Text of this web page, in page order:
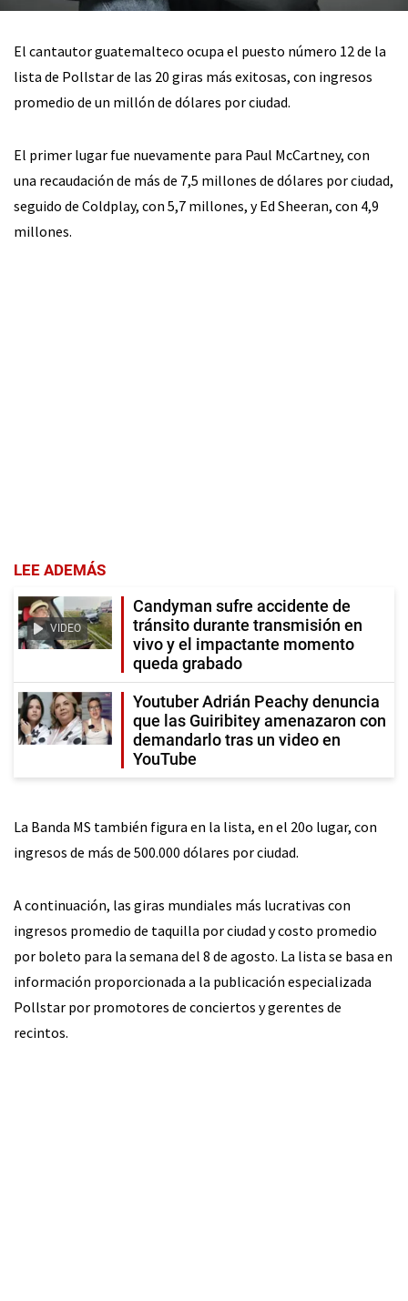
El cantautor guatemalteco ocupa el puesto número 12 de la
lista de Pollstar de las 20 giras más exitosas, con ingresos
promedio de un millón de dólares por ciudad.
El primer lugar fue nuevamente para Paul McCartney, con
una recaudación de más de 7,5 millones de dólares por ciudad,
seguido de Coldplay, con 5,7 millones, y Ed Sheeran, con 4,9
millones.
LEE ADEMÁS
VIDEO
Candyman sufre accidente de
tránsito durante transmisión en
vivo y el impactante momento
queda grabado
Youtuber Adrián Peachy denuncia
que las Guiribitey amenazaron con
demandarlo tras un video en
YouTube
La Banda MS también figura en la lista, en el 20o lugar, con
ingresos de más de 500.000 dólares por ciudad.
A continuación, las giras mundiales más lucrativas con
ingresos promedio de taquilla por ciudad y costo promedio
por boleto para la semana del 8 de agosto. La lista se basa en
información proporcionada a la publicación especializada
Pollstar por promotores de conciertos y gerentes de
recintos.